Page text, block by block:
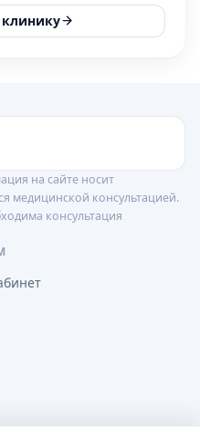
на сайте носит
медицинской консультацией.
консультация